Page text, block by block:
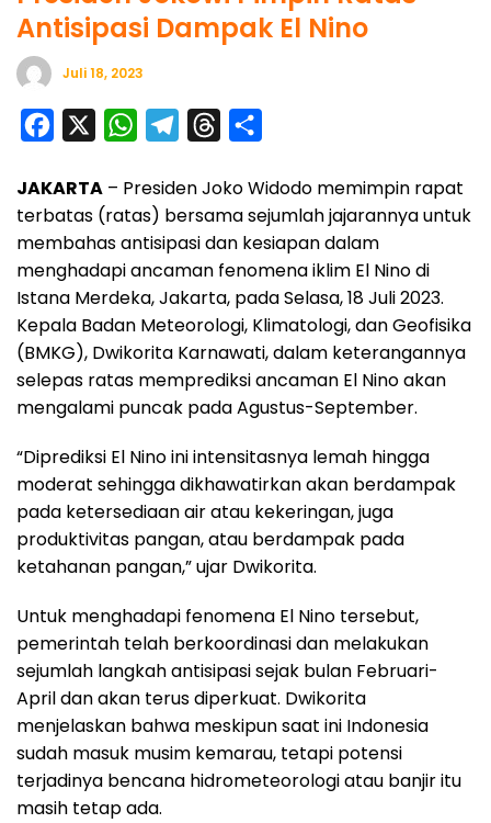
Antisipasi Dampak El Nino
Juli 18, 2023
c
e
b
o
o
k
W
a
t
s
A
p
p
l
e
g
r
a
m
r
e
a
d
s
a
r
e
JAKARTA – Presiden Joko Widodo memimpin rapat
terbatas (ratas) bersama sejumlah jajarannya untuk
membahas antisipasi dan kesiapan dalam
menghadapi ancaman fenomena iklim El Nino di
Istana Merdeka, Jakarta, pada Selasa, 18 Juli 2023.
Kepala Badan Meteorologi, Klimatologi, dan Geofisika
(BMKG), Dwikorita Karnawati, dalam keterangannya
selepas ratas memprediksi ancaman El Nino akan
mengalami puncak pada Agustus-September.
“Diprediksi El Nino ini intensitasnya lemah hingga
moderat sehingga dikhawatirkan akan berdampak
pada ketersediaan air atau kekeringan, juga
produktivitas pangan, atau berdampak pada
ketahanan pangan,” ujar Dwikorita.
Untuk menghadapi fenomena El Nino tersebut,
pemerintah telah berkoordinasi dan melakukan
sejumlah langkah antisipasi sejak bulan Februari-
April dan akan terus diperkuat. Dwikorita
menjelaskan bahwa meskipun saat ini Indonesia
sudah masuk musim kemarau, tetapi potensi
terjadinya bencana hidrometeorologi atau banjir itu
masih tetap ada.